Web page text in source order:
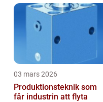
03 mars 2026
Produktionsteknik som
får industrin att flyta